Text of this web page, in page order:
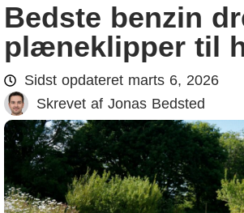
Bedste benzin
plæneklipper til
Sidst opdateret marts 6, 2026
Skrevet af Jonas Bedsted